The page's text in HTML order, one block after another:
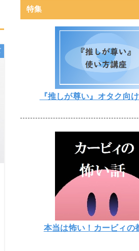
特集
『推しが尊い』オタク向
本当は怖い！カービィの